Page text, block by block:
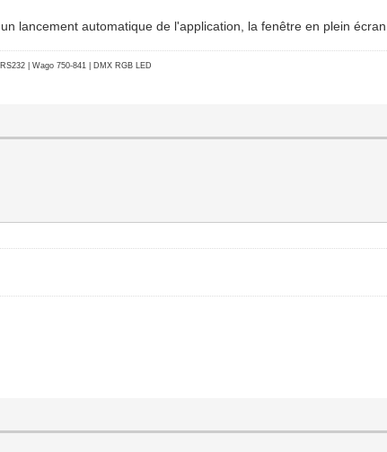
lancement automatique de l'application, la fenêtre en plein
| Wago 750-841 | DMX RGB LED